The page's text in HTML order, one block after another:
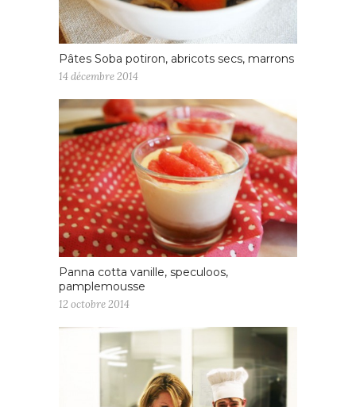
Pâtes Soba potiron, abricots secs, marrons
14 décembre 2014
Panna cotta vanille, speculoos,
pamplemousse
12 octobre 2014